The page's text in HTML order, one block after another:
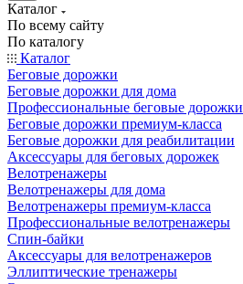
Каталог
По всему сайту
По каталогу
Каталог
Беговые дорожки
Беговые дорожки для дома
Профессиональные беговые дорожки
Беговые дорожки премиум-класса
Беговые дорожки для реабилитации
Аксессуары для беговых дорожек
Велотренажеры
Велотренажеры для дома
Велотренажеры премиум-класса
Профессиональные велотренажеры
Спин-байки
Аксессуары для велотренажеров
Эллиптические тренажеры